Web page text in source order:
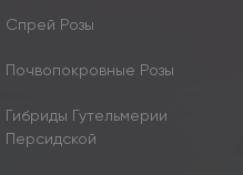
Спрей Розы
Почвопокровные Розы
Гибриды Гутельмерии
Персидской